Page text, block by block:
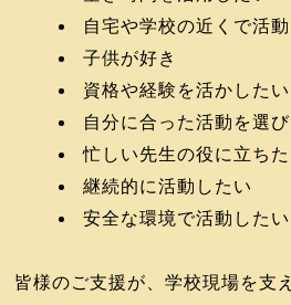
自宅や学校の近くで活
子供が好き
資格や経験を活かしたい
自分に合った活動を選
忙しい先生の役に立ち
継続的に活動したい
安全な環境で活動したい
皆様のご支援が、学校現場を支